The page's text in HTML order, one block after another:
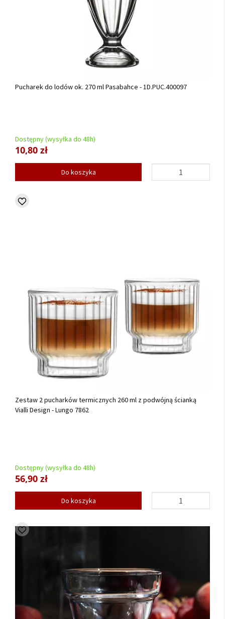
Pucharek do lodów ok. 270 ml Pasabahce - 1D.PUC.400097
Dostępny (wysyłka do 48h)
10,80 zł
Do koszyka
Zestaw 2 pucharków termicznych 260 ml z podwójną ścianką
Vialli Design - Lungo 7862
Dostępny (wysyłka do 48h)
56,90 zł
Do koszyka